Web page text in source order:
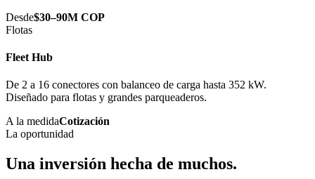
Desde$30–90M COP
Flotas
Fleet Hub
De 2 a 16 conectores con balanceo de carga hasta 352 kW.
Diseñado para flotas y grandes parqueaderos.
A la medidaCotización
La oportunidad
Una inversión hecha de muchos.